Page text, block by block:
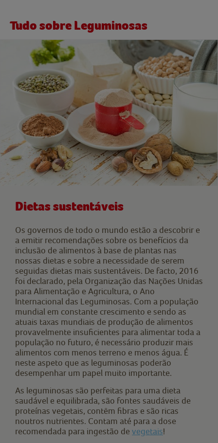
Tudo sobre Leguminosas
Dietas sustentáveis
Os governos de todo o mundo estão a descobrir e
a emitir recomendações sobre os benefícios da
inclusão de alimentos à base de plantas nas
nossas dietas e sobre a necessidade de serem
seguidas dietas mais sustentáveis. De facto, 2016
foi declarado, pela Organização das Nações Unidas
para Alimentação e Agricultura, o Ano
Internacional das Leguminosas. Com a população
mundial em constante crescimento e sendo as
atuais taxas mundiais de produção de alimentos
provavelmente insuficientes para alimentar toda a
população no futuro, é necessário produzir mais
alimentos com menos terreno e menos água. É
neste aspeto que as leguminosas poderão
desempenhar um papel muito importante.
As leguminosas são perfeitas para uma dieta
saudável e equilibrada, são fontes saudáveis de
proteínas vegetais, contêm fibras e são ricas
noutros nutrientes. Contam até para a dose
recomendada para ingestão de vegetais!